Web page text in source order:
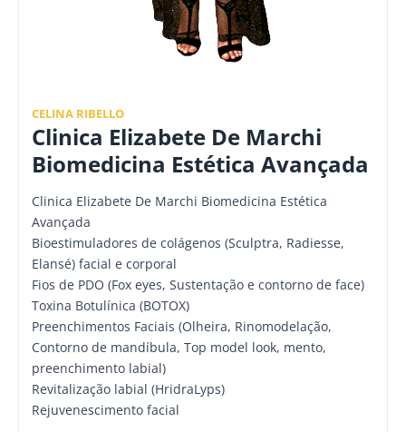
CELINA RIBELLO
Clinica Elizabete De Marchi
Biomedicina Estética Avançada
Clinica Elizabete De Marchi Biomedicina Estética
Avançada
Bioestimuladores de colágenos (Sculptra, Radiesse,
Elansé) facial e corporal
Fios de PDO (Fox eyes, Sustentação e contorno de face)
Toxina Botulínica (BOTOX)
Preenchimentos Faciais (Olheira, Rinomodelação,
Contorno de mandíbula, Top model look, mento,
preenchimento labial)
Revitalização labial (HridraLyps)
Rejuvenescimento facial